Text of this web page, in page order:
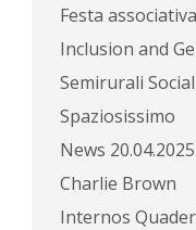
Festa associativa
Inclusion and
Semirurali
Spaziosissimo
News 20.04.2025
Charlie Brown
Internos